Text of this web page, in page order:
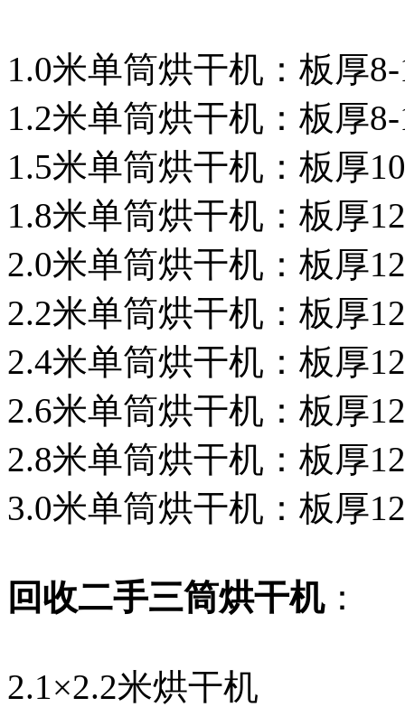
1.0米单筒烘干机：板厚
1.2米单筒烘干机：板厚
1.5米单筒烘干机：板厚
1.8米单筒烘干机：板厚
2.0米单筒烘干机：板厚
2.2米单筒烘干机：板厚
2.4米单筒烘干机：板厚
2.6米单筒烘干机：板厚
2.8米单筒烘干机：板厚
3.0米单筒烘干机：板厚
回收二手三筒烘干机：
2.1×2.2米烘干机